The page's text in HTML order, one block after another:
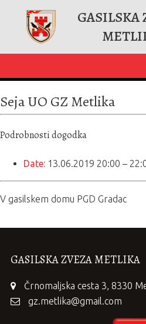
GASILSKA
Seja UO GZ Metlika
Podrobnosti dogodka
Date: 13.06.2019 20:00 –
V gasilskem domu PGD Gradac
GASILSKA ZVEZA METLIKA
Črnomaljska cesta 3, 8330
gz.metlika@gmail.com